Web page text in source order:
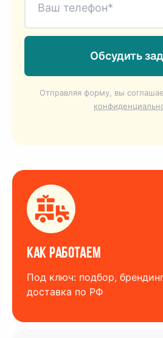
Обсудить
Отправляя форму, вы
Как работаем
Под ключ: подбор,
доставка по РФ